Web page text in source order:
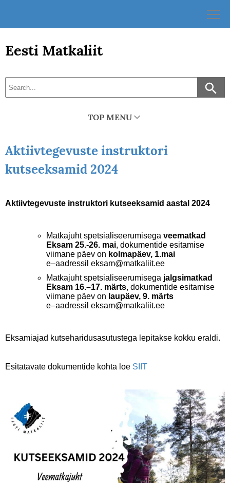
Eesti Matkaliit
TOP MENU
Aktiivtegevuste instruktori
kutseeksamid 2024
Aktiivtegevuste instruktori kutseeksamid aastal 2024
Matkajuht spetsialiseerumisega veematkad
Eksam 25.-26. mai, dokumentide esitamise
viimane päev on kolmapäev, 1.mai
e–aadressil eksam@matkaliit.ee
Matkajuht spetsialiseerumisega jalgsimatkad
Eksam 16.–17. märts, dokumentide esitamise
viimane päev on laupäev, 9. märts
e–aadressil eksam@matkaliit.ee
Eksamiajad kutseharidusasutustega lepitakse kokku eraldi.
Esitatavate dokumentide kohta loe SIIT